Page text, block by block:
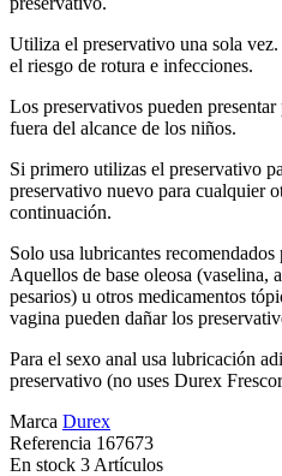
Utiliza el preservativo una sola
el riesgo de rotura e infecciones.
Los preservativos pueden
fuera del alcance de los niños.
Si primero utilizas el preservativo
preservativo nuevo para cualquier
continuación.
Solo usa lubricantes
Aquellos de base oleosa (vaselina,
pesarios) u otros medicamentos
vagina pueden dañar los
Para el sexo anal usa lubricación
preservativo (no uses Durex
Marca Durex
Referencia 167673
En stock 3 Artículos